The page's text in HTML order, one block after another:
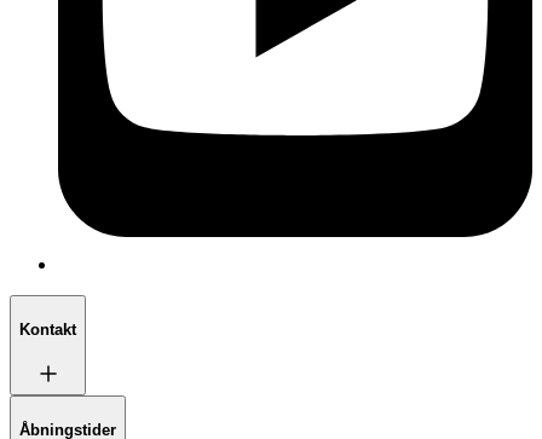
Kontakt
Åbningstider